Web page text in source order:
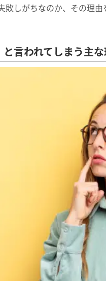
敗しがちなのか、その理
言われてしまう主